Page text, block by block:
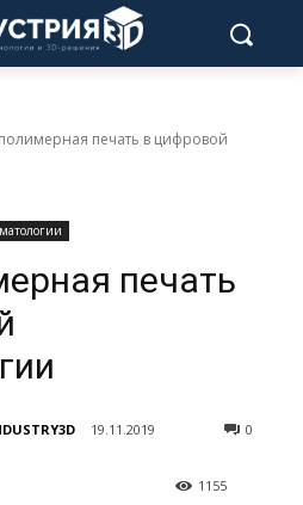
печать в цифровой
печать
19.11.2019 0
1155